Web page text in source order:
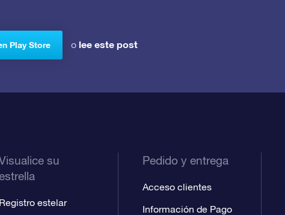
Play Store o lee este post
su
Registro estelar
Pedido y entrega
Acceso clientes
Información de Pago